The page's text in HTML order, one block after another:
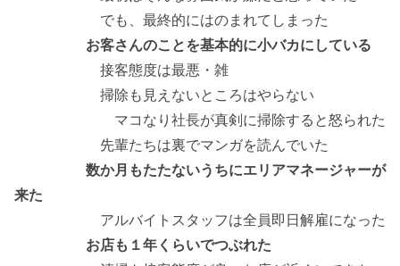
でも、最終的にはのまれてしまった
お客さんのことを基本的に小バカにしている
接客態度は最悪・雑
掃除も見えないところはやらない
マコなり社長が真剣に掃除すると怒られた
先輩たちは裏でマンガを読んでいた
数か月もたたないうちにエリアマネージャーが
来た
アルバイトスタッフは全員即日解雇になった
お店も１年くらいでつぶれた